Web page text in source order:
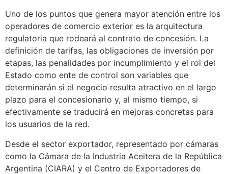
Uno de los puntos que genera mayor atención entre los
operadores de comercio exterior es la arquitectura
regulatoria que rodeará al contrato de concesión. La
definición de tarifas, las obligaciones de inversión por
etapas, las penalidades por incumplimiento y el rol del
Estado como ente de control son variables que
determinarán si el negocio resulta atractivo en el largo
plazo para el concesionario y, al mismo tiempo, si
efectivamente se traducirá en mejoras concretas para
los usuarios de la red.
Desde el sector exportador, representado por cámaras
como la Cámara de la Industria Aceitera de la República
Argentina (CIARA) y el Centro de Exportadores de